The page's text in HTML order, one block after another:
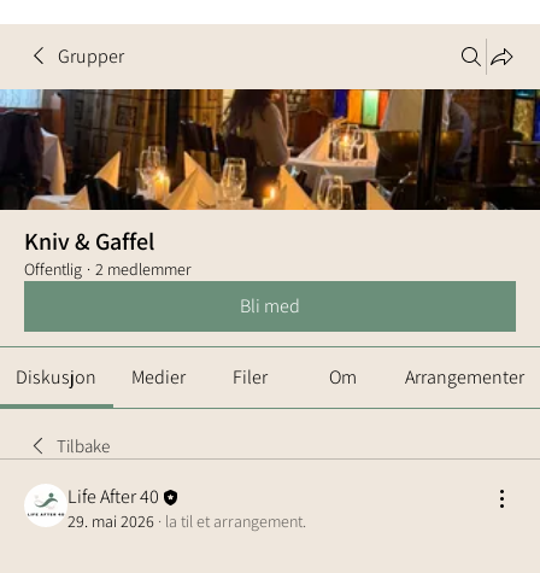
Grupper
Kniv & Gaffel
Offentlig · 2 medlemmer
Bli med
Diskusjon Medier Filer Om Arrangementer
Tilbake
Life After 40
29. mai 2026 · la til et arrangement.